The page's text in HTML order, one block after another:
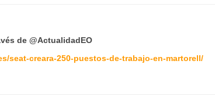
de@ActualidadEO
seat-creara-250-puestos-de-trabajo-en-martorell/